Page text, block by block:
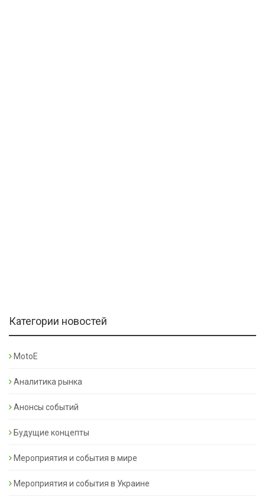
Категории новостей
MotoE
Аналитика рынка
Анонсы событий
Будущие концепты
Мероприятия и события в мире
Мероприятия и события в Украине